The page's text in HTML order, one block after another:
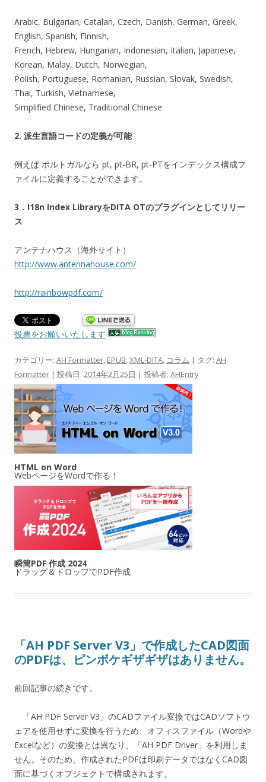
Arabic, Bulgarian, Catalan, Czech, Danish, German, Greek,
English, Spanish, Finnish,
French, Hebrew, Hungarian, Indonesian, Italian, Japanese,
Korean, Malay, Dutch, Norwegian,
Polish, Portuguese, Romanian, Russian, Slovak, Swedish,
Thai, Turkish, Vietnamese,
Simplified Chinese, Traditional Chinese
2. 派生言語コードの定義が可能
例えば ポルトガルなら pt, pt-BR, pt-PTをインデックス構成フ
ァイルに定義することができます。
3．I18n Index LibraryをDITA OTのプラグインとしてリリー
ス
アンテナハウス（海外サイト）
http://www.antennahouse.com/
http://rainbowpdf.com/
投票をお願いいたします
カテゴリー: AH Formatter, EPUB,XML-DITA, コラム | タグ: AH
Formatter | 投稿日: 2014年2月25日 | 投稿者: AHEntry
HTML on Word
WebページをWordで作る！
瞬簡PDF 作成 2024
ドラッグ＆ドロップでPDF作成
「AH PDF Server V3」で作成したCAD図面
のPDFは、ピンボケギザギザはありません。
前回記事の続きです。
「AH PDF Server V3」のCADファイル変換ではCADソフトウ
ェアを使用せずに変換を行うため、オフィスファイル（Wordや
Excelなど）の変換とは異なり、「AH PDF Driver」を利用しま
せん。そのため、作成されたPDFは印刷データではなくCAD図
面に基づくオブジェクトで構成されます。